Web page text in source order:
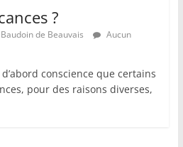
?
de Beauvais
Aucun
conscience que certains
pour des raisons diverses,